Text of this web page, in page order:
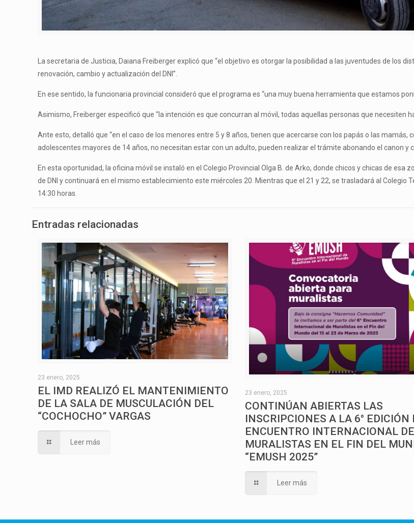
La secretaria de Justicia, Daiana Freiberger explicó que “el objetivo es otorgar la posibilidad a las juventudes de los
renovación, cambio y actualización del DNI”.
En ese sentido, la funcionaria provincial consideró que el programa es “una muy buena herramienta que estamos
Asimismo, Freiberger especificó que “la intención es que concurran al móvil, todas aquellas personas que necesiten
Ante esto, detalló que “en el caso de los menores entre 5 y 8 años, tienen que acercarse con los papás o las
adolescentes mayores de 14 años, no necesitan estar con un adulto, pueden realizar el trámite abonando el canon y
En esta oportunidad, la oficina móvil se instaló en el Colegio Provincial Olga B. de Arko, donde chicos y chicas de
de DNI y continuará en el mismo establecimiento este miércoles 20. Mientras que el 21 y 22, se trasladará al Colegio
14:30 horas.
Entradas relacionadas
23 enero, 2025
EL IMD REALIZÓ EL MANTENIMIENTO
DE LA SALA DE MUSCULACIÓN DEL
“COCHOCHO” VARGAS
Leer más
23 enero, 2025
CONTINÚAN ABIERTAS LAS
INSCRIPCIONES A LA 6° EDICIÓN
ENCUENTRO INTERNACIONAL DE
MURALISTAS EN EL FIN DEL
“EMUSH 2025”
Leer más